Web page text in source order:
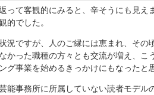
って客観的にみると、辛そうにも見
的でした。
況ですが、人のご縁には恵まれ、その
かった職種の方々とも交流が増え、
グ事業を始めるきっかけにもなったと
能事務所に所属していない読者モデ